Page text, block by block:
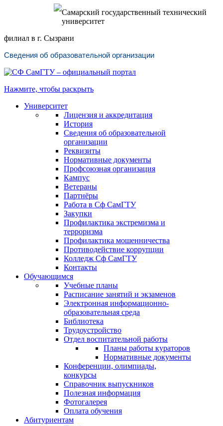
Самарский государственный технический
университет
филиал в г. Сызрани
Сведения об образовательной организации
Нажмите, чтобы раскрыть
Университет
Лицензия и аккредитация
История
Сведения об образовательной
организации
Реквизиты
Нормативные документы
Профсоюзная организация
Кампус
Ветераны
Партнёры
Работа в Сф СамГТУ
Закупки
Профилактика экстремизма и
терроризма
Профилактика мошенничества
Противодействие коррупции
Колледж Сф СамГТУ
Контакты
Обучающимся
Учебные планы
Расписание занятий и экзаменов
Электронная информационно-
образовательная среда
Библиотека
Трудоустройство
Отдел воспитательной работы
Планы работы кураторов
Нормативные документы
Конференции, олимпиады,
конкурсы
Справочник выпускников
Полезная информация
Фотогалерея
Оплата обучения
Абитуриентам